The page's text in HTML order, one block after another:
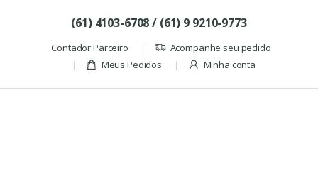
(61) 4103-6708 / (61) 9 9210-9773
Contador Parceiro
Acompanhe seu pedido
Meus Pedidos
Minha conta